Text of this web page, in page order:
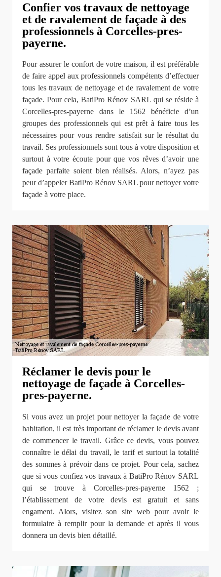
Confier vos travaux de nettoyage
et de ravalement de façade à des
professionnels à Corcelles-pres-
payerne.
Pour assurer le confort de votre maison, il est préférable
de faire appel aux professionnels compétents d’effectuer
tous les travaux de nettoyage et de ravalement de votre
façade. Pour cela, BatiPro Rénov SARL qui se réside à
Corcelles-pres-payerne dans le 1562 bénéficie d’un
groupes des professionnels qui est prêt à faire tous les
nécessaires pour vous rendre satisfait sur le résultat du
travail. Ses professionnels sont tous à votre disposition et
surtout à votre écoute pour que vos rêves d’avoir une
façade parfaite soient bien réalisés. Alors, n’ayez pas
peur d’appeler BatiPro Rénov SARL pour nettoyer votre
façade à votre place.
Réclamer le devis pour le
nettoyage de façade à Corcelles-
pres-payerne.
Si vous avez un projet pour nettoyer la façade de votre
habitation, il est très important de réclamer le devis avant
de commencer le travail. Grâce ce devis, vous pouvez
connaître le délai du travail, le tarif et surtout la totalité
des sommes à prévoir dans ce projet. Pour cela, sachez
que si vous confiez vos travaux à BatiPro Rénov SARL
qui se trouve à Corcelles-pres-payerne 1562 ;
l’établissement de votre devis est gratuit et sans
engament. Alors, visitez son site web pour avoir le
formulaire à remplir pour la demande et après il vous
donnera un devis bien détaillé.